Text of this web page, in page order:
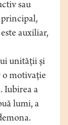
sau
principal,
auxiliar,
unităţii şi
o motivaţie
Iubirea a
lumi, a